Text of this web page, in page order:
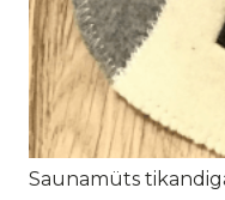
Saunamüts